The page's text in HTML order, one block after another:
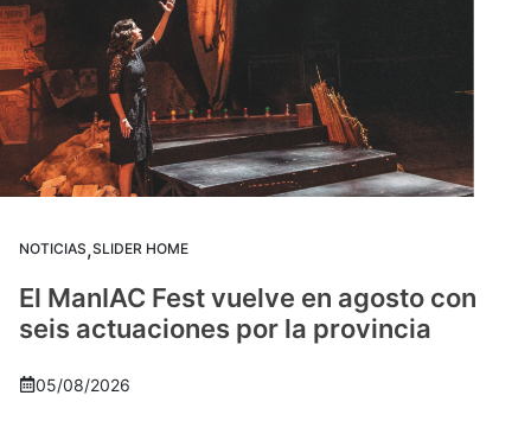
NOTICIAS,SLIDER HOME
El ManIAC Fest vuelve en agosto con
seis actuaciones por la provincia
05/08/2026